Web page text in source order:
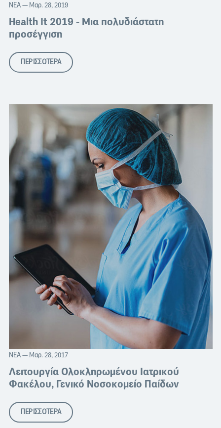
ΝΈΑ— Μαρ. 28, 2019
Health It 2019 - Μια πολυδιάστατη
προσέγγιση
ΠΕΡΙΣΣΟΤΕΡΑ
ΝΈΑ— Μαρ. 28, 2017
Λειτουργία Ολοκληρωμένου Ιατρικού
Φακέλου, Γενικό Νοσοκομείο Παίδων
ΠΕΡΙΣΣΟΤΕΡΑ